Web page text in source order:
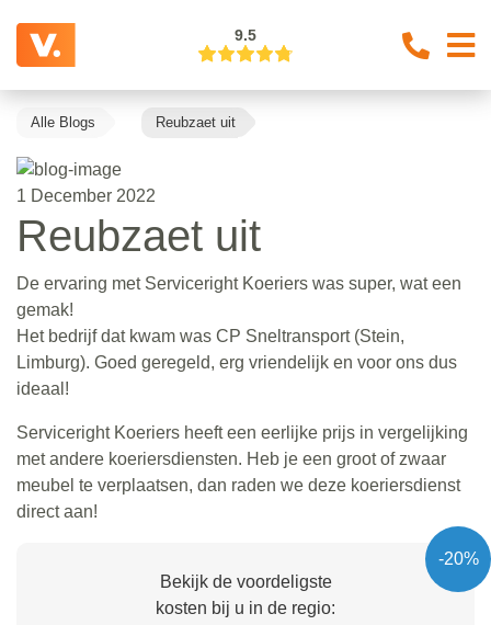
9.5
Alle Blogs Reubzaet uit
1 December 2022
Reubzaet uit
De ervaring met Serviceright Koeriers was super, wat een
gemak!
Het bedrijf dat kwam was CP Sneltransport (Stein,
Limburg). Goed geregeld, erg vriendelijk en voor ons dus
ideaal!
Serviceright Koeriers heeft een eerlijke prijs in vergelijking
met andere koeriersdiensten. Heb je een groot of zwaar
meubel te verplaatsen, dan raden we deze koeriersdienst
direct aan!
-20%
Bekijk de voordeligste
kosten bij u in de regio: